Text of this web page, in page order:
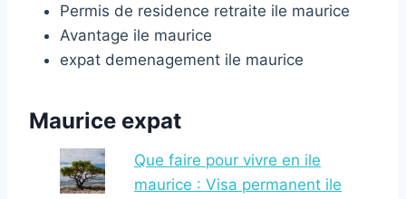
Permis de residence retraite ile maurice
Avantage ile maurice
expat demenagement ile maurice
Maurice expat
Que faire pour vivre en ile
maurice : Visa permanent ile